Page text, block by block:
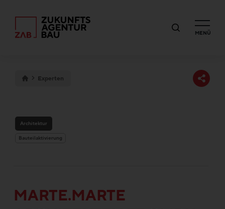
MENÜ
Experten
Architektur
Bauteilaktivierung
MARTE.MARTE